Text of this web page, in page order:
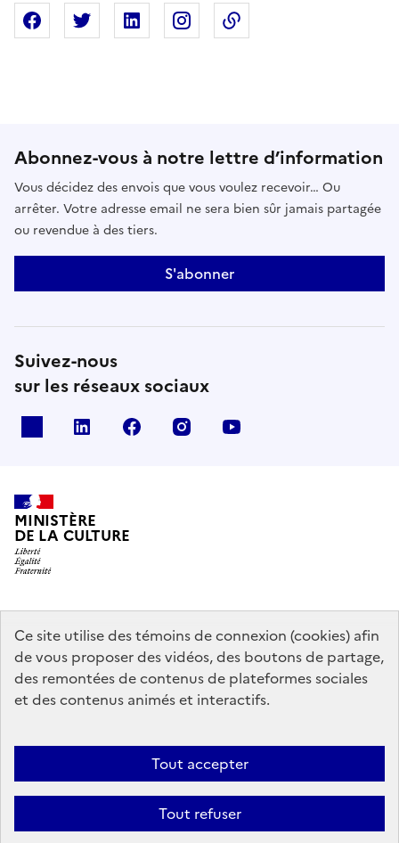
Ce site utilise des témoins de connexion (cookies) afin
de vous proposer des vidéos, des boutons de partage,
des remontées de contenus de plateformes sociales
et des contenus animés et interactifs.
Tout accepter
Tout refuser
Partager sur Facebook
Partager sur XPartager sur Linkedin
Partager sur Instagram
Abonnez-vous à notre lettre d’information
Vous décidez des envois que vous voulez recevoir… Ou
arrêter. Votre adresse email ne sera bien sûr jamais partagée
ou revendue à des tiers.
S'abonner
Suivez-nous
sur les réseaux sociaux
linkedin facebook instagram
MINISTÈRE
DE LA CULTURE
data.gouv.fr legifrance.gouv.fr
info.gouv.fr
service-public.gouv.fr
Contact Mentions légales
Accessibilité : partiellement conforme
Politique générale de protection des données
des témoins de connexion (cookies)
Plan du site